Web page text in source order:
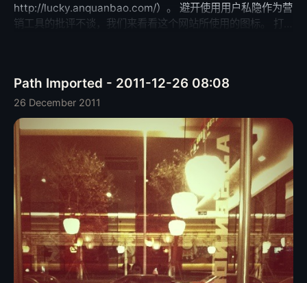
http://lucky.anquanbao.com/）。 避开使用用户私隐作为营
销工具的批评不谈，我们来看看这个网站所使用的图标。 打
套表情图标如下： 图标盗用已经摆在眼前了，接着使用调试
工具分析所谓“安全宝”的泄密查询网页，发现这次盗用的图标
一共 5 个： 如我之前在博客上谈过的，这类事件在中国互联
网圈出现是再平常不过的，只是出现在满嘴“创新”的“圣人”旗
下的网站里，我就有义务写出来，让大家看看了。 有人要
说，不就几个图标嘛，至于那么紧张吗？ 那么如果你真感兴
趣，请看我的另外一篇文章，我之前回应过这个问题： 《互
联网是什么？》https://leaskh.com/2011/08/13/互联网是什
么/ Last Updated: Dec 30, 2011: 2011 年 12 月 29 日，我
与 Rokey Zhang 前辈取得联系，Rokey Zhang 表示同一
天，安全宝 相关人员也与他取得了联系，且 Rokey Zhang 已
同意安全宝使用该套表情图标。 2011 年 12 月 30 日，安全宝
张峰 发邮件给我，原文节选如下： 黄先生，您好！ 非常感谢
Path Imported - 2011-12-26 08:08
26 December 2011